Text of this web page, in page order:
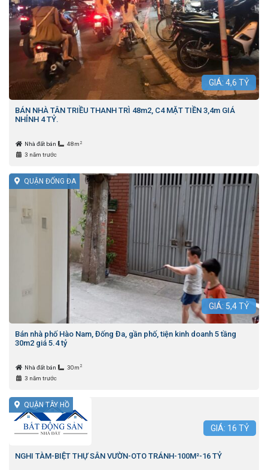
GIÁ: 4,6 TỶ
BÁN NHÀ TÂN TRIỀU THANH TRÌ 48m2, C4 MẶT TIỀN 3,4m GIÁ
NHỈNH 4 TỶ.
Nhà đất bán 48m 2
3 năm trước
QUẬN ĐỐNG ĐA
GIÁ: 5,4TỶ
Bán nhà phố Hào Nam, Đống Đa, gần phố, tiện kinh doanh 5 tầng
30m2 giá 5.4 tỷ
Nhà đất bán 30m 2
3 năm trước
QUẬN TÂY HỒ
GIÁ: 16 TỶ
NGHI TÀM-BIỆT THỰ SÂN VƯỜN-OTO TRÁNH-100M²-16 TỶ